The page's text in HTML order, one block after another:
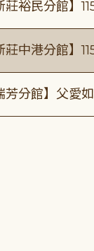
莊裕民分館】
莊中港分館】
芳分館】父愛